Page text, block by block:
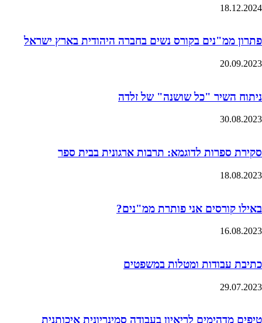
18.12.2024
פתרון ממ"נים בקורס נשים בחברה היהודית בארץ ישראל
20.09.2023
ניתוח השיר "כל שושנה" של זלדה
30.08.2023
סקירת ספרות לדוגמא: תרבות ארגונית בבית ספר
18.08.2023
באילו קורסים אני פותרת ממ"נים?
16.08.2023
כתיבת עבודות ומטלות במשפטים
29.07.2023
טיפים מדהימים לריאיון בעבודה סמינריונית איכותנית